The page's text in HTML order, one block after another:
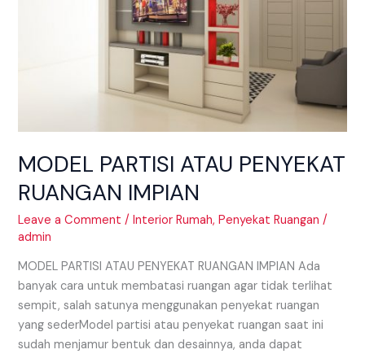
MODEL PARTISI ATAU PENYEKAT
RUANGAN IMPIAN
Leave a Comment /Interior Rumah,Penyekat Ruangan /
admin
MODEL PARTISI ATAU PENYEKAT RUANGAN IMPIAN Ada
banyak cara untuk membatasi ruangan agar tidak terlihat
sempit, salah satunya menggunakan penyekat ruangan
yang sederModel partisi atau penyekat ruangan saat ini
sudah menjamur bentuk dan desainnya, anda dapat